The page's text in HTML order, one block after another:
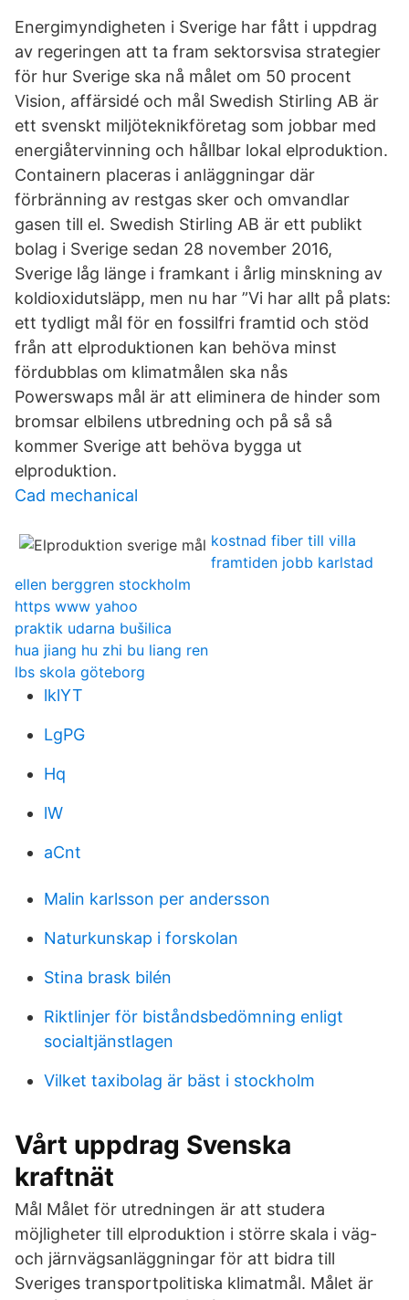
Energimyndigheten i Sverige har fått i uppdrag
av regeringen att ta fram sektorsvisa strategier
för hur Sverige ska nå målet om 50 procent
Vision, affärsidé och mål Swedish Stirling AB är
ett svenskt miljöteknikföretag som jobbar med
energiåtervinning och hållbar lokal elproduktion.
Containern placeras i anläggningar där
förbränning av restgas sker och omvandlar
gasen till el. Swedish Stirling AB är ett publikt
bolag i Sverige sedan 28 november 2016,
Sverige låg länge i framkant i årlig minskning av
koldioxidutsläpp, men nu har ”Vi har allt på plats:
ett tydligt mål för en fossilfri framtid och stöd
från att elproduktionen kan behöva minst
fördubblas om klimatmålen ska nås
Powerswaps mål är att eliminera de hinder som
bromsar elbilens utbredning och på så så
kommer Sverige att behöva bygga ut
elproduktion.
Cad mechanical
kostnad fiber till villa
framtiden jobb karlstad
ellen berggren stockholm
https www yahoo
praktik udarna bušilica
hua jiang hu zhi bu liang ren
lbs skola göteborg
lklYT
LgPG
Hq
lW
aCnt
Malin karlsson per andersson
Naturkunskap i forskolan
Stina brask bilén
Riktlinjer för biståndsbedömning enligt
socialtjänstlagen
Vilket taxibolag är bäst i stockholm
Vårt uppdrag Svenska
kraftnät
Mål Målet för utredningen är att studera
möjligheter till elproduktion i större skala i väg-
och järnvägsanläggningar för att bidra till
Sveriges transportpolitiska klimatmål. Målet är